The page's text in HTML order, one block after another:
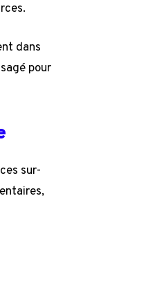
dans
pour
sur-